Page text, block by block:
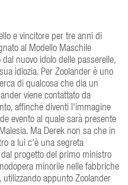
e vincitore per tre anni di
al Modello Maschile
nuovo idolo delle passerelle,
idiozia. Per Zoolander è uno
di qualcosa che dia un
viene contattato da
affinché diventi l'immagine
evento al quale sarà presente
Ma Derek non sa che in
a lui c'è una segreta
progetto del primo ministro
minorile nelle fabbriche
appunto Zoolander